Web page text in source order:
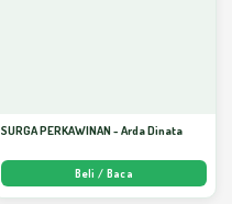
SURGA PERKAWINAN - Arda Dinata
Beli / Baca